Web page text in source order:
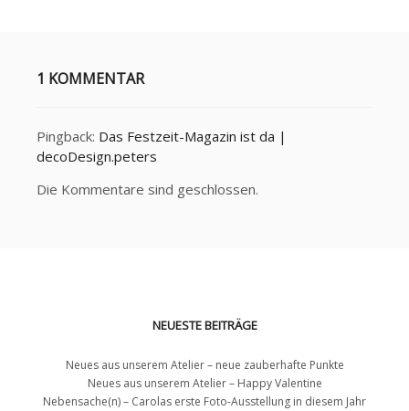
1 KOMMENTAR
Pingback: Das Festzeit-Magazin ist da |
decoDesign.peters
Die Kommentare sind geschlossen.
NEUESTE BEITRÄGE
Neues aus unserem Atelier – neue zauberhafte Punkte
Neues aus unserem Atelier – Happy Valentine
Nebensache(n) – Carolas erste Foto-Ausstellung in diesem Jahr